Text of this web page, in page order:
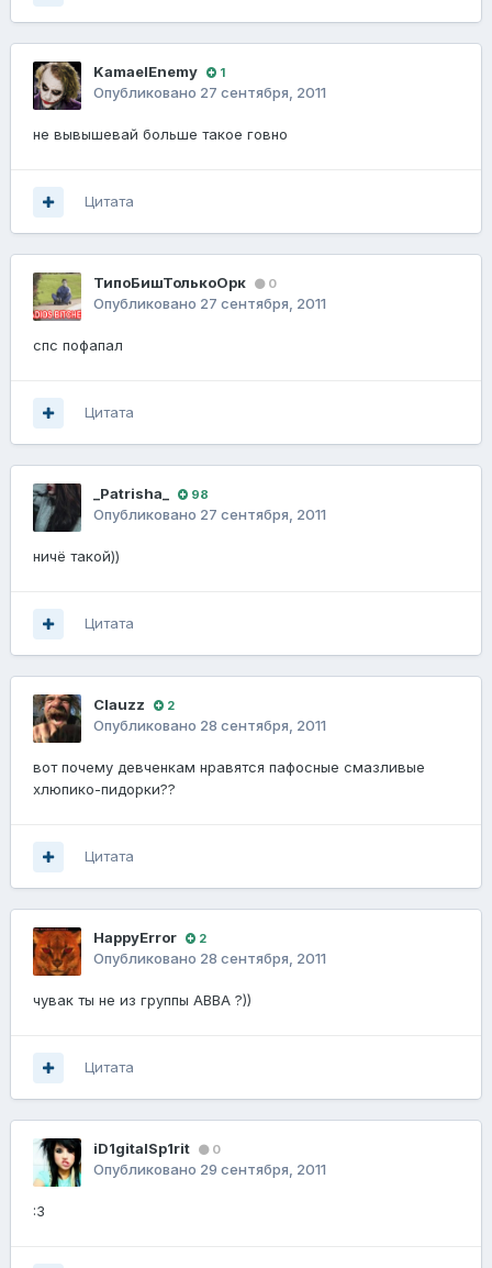
KamaelEnemy 1
Опубликовано 27 сентября, 2011
не вывышевай больше такое говно
Цитата
ТипоБишТолькоОрк 0
Опубликовано 27 сентября, 2011
спс пофапал
Цитата
_Patrisha_ 98
Опубликовано 27 сентября, 2011
ничё такой))
Цитата
Clauzz 2
Опубликовано 28 сентября, 2011
вот почему девченкам нравятся пафосные смазливые
хлюпико-пидорки??
Цитата
HappyError 2
Опубликовано 28 сентября, 2011
чувак ты не из группы ABBA ?))
Цитата
iD1gitalSp1rit 0
Опубликовано 29 сентября, 2011
:3